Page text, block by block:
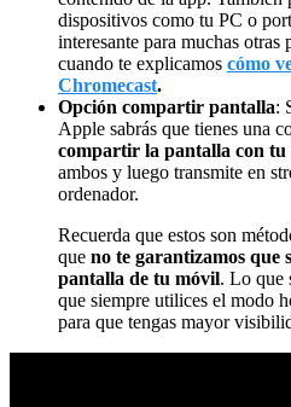
dispositivos como tu PC o
interesante para muchas
cuando te explicamos cómo
Chromecast.
Opción compartir pantalla:
Apple sabrás que tienes una
compartir la pantalla con
ambos y luego transmite en
ordenador.
Recuerda que estos son
que no te garantizamos que
pantalla de tu móvil. Lo que
que siempre utilices el modo
para que tengas mayor